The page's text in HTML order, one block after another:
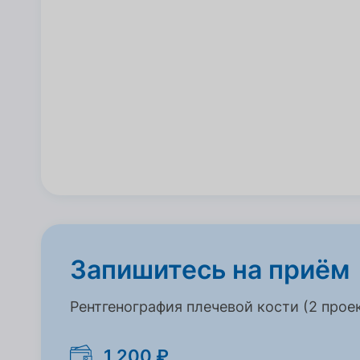
Запишитесь на приём
Рентгенография плечевой кости (2